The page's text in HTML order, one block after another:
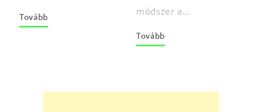
Tovább
módszer a...
Tovább